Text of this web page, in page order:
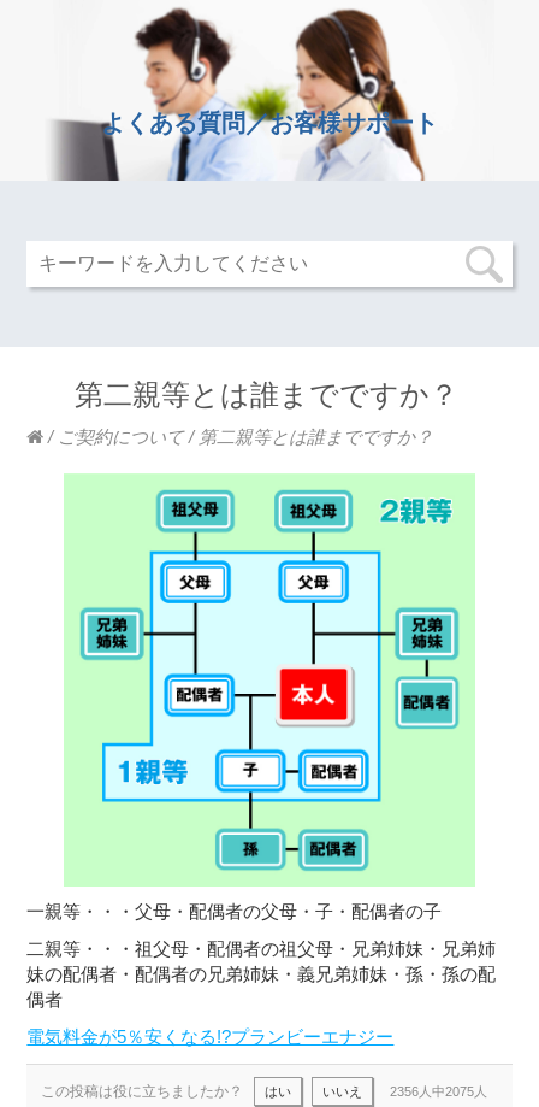
よくある質問／お客様サポート
第二親等とは誰までですか？
/ ご契約について / 第二親等とは誰までですか？
一親等・・・父母・配偶者の父母・子・配偶者の子
二親等・・・祖父母・配偶者の祖父母・兄弟姉妹・兄弟姉
妹の配偶者・配偶者の兄弟姉妹・義兄弟姉妹・孫・孫の配
偶者
電気料金が5％安くなる!?プランビーエナジー
この投稿は役に立ちましたか？ はい いいえ
2356人中2075人